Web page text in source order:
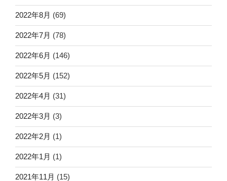
2022年8月 (69)
2022年7月 (78)
2022年6月 (146)
2022年5月 (152)
2022年4月 (31)
2022年3月 (3)
2022年2月 (1)
2022年1月 (1)
2021年11月 (15)